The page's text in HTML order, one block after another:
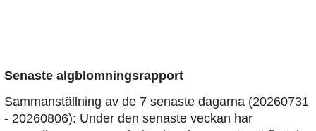
Senaste algblomningsrapport
Sammanställning av de 7 senaste dagarna (20260731
- 20260806): Under den senaste veckan har